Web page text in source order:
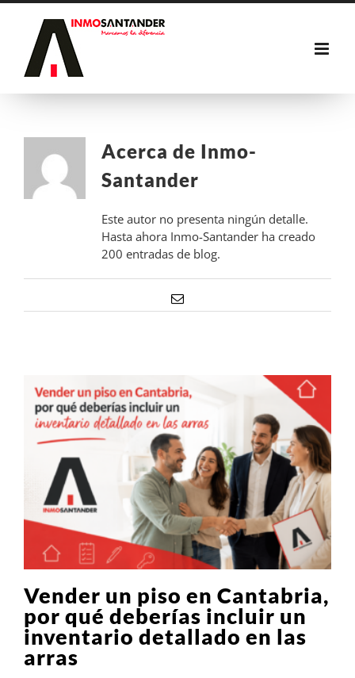
Saltar
contenido
Acerca de Inmo-
Santander
Este autor no presenta ningún detalle.
Hasta ahora Inmo-Santander ha creado
200 entradas de blog.
Correo
electrónico
Vender un piso en Cantabria,
por qué deberías incluir un
inventario detallado en las
arras